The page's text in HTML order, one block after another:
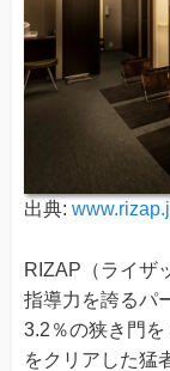
出典:
RIZAP（ライザ
指導力を誇るパ
3.2％の狭き門
をクリアした猛